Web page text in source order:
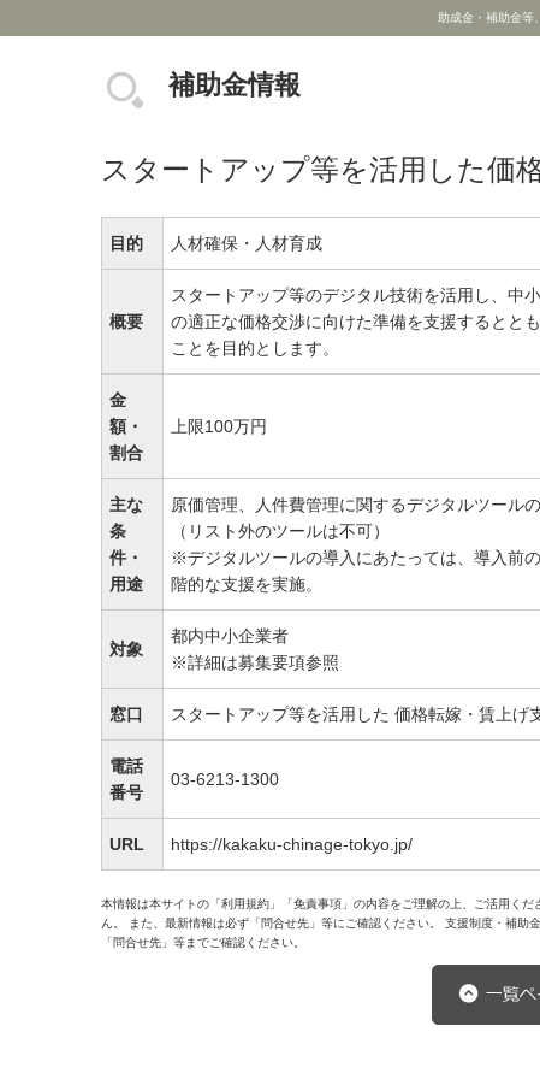
助成金・補助金等
補助金情報
スタートアップ等を活用した価
目的 人材確保・人材育成
概要
スタートアップ等のデジタル技術を活用し、中
の適正な価格交渉に向けた準備を支援するとと
ことを目的とします。
金
額・
割合
上限100万円
主な
条
件・
用途
原価管理、人件費管理に関するデジタルツー
（リスト外のツールは不可）
※デジタルツールの導入にあたっては、導入前
階的な支援を実施。
対象
都内中小企業者
※詳細は募集要項参照
窓口 スタートアップ等を活用した 価格転嫁・賃上
電話
番号
03-6213-1300
URL https://kakaku-chinage-tokyo.jp/
本情報は本サイトの「利用規約」「免責事項」の内容をご理解の上、ご活用く
ん。 また、最新情報は必ず「問合せ先」等にご確認ください。 支援制度・補
「問合せ先」等までご確認ください。